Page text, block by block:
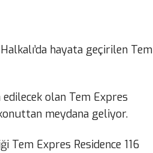
hayata geçirilen Tem
olan Tem Expres
meydana geliyor.
Expres Residence 116